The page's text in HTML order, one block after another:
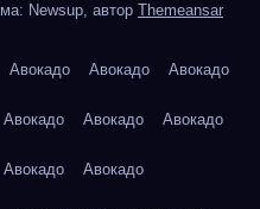
Newsup, автор Themeansar
Авокадо Авокадо Авокадо
Авокадо Авокадо Авокадо
Авокадо Авокадо